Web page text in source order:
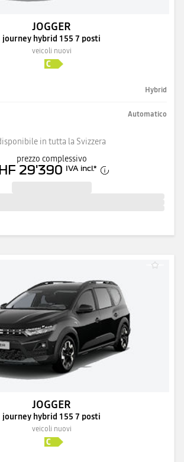
JOGGER
journey hybrid 155 7 posti
veicoli nuovi
Hybrid
Automatico
in tutta la Svizzera
prezzo complessivo
29'390 IVA incl.*
JOGGER
journey hybrid 155 7 posti
veicoli nuovi